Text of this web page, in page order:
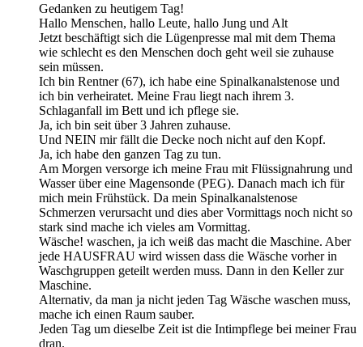
Gedanken zu heutigem Tag!
Hallo Menschen, hallo Leute, hallo Jung und Alt
Jetzt beschäftigt sich die Lügenpresse mal mit dem Thema
wie schlecht es den Menschen doch geht weil sie zuhause
sein müssen.
Ich bin Rentner (67), ich habe eine Spinalkanalstenose und
ich bin verheiratet. Meine Frau liegt nach ihrem 3.
Schlaganfall im Bett und ich pflege sie.
Ja, ich bin seit über 3 Jahren zuhause.
Und NEIN mir fällt die Decke noch nicht auf den Kopf.
Ja, ich habe den ganzen Tag zu tun.
Am Morgen versorge ich meine Frau mit Flüssignahrung und
Wasser über eine Magensonde (PEG). Danach mach ich für
mich mein Frühstück. Da mein Spinalkanalstenose
Schmerzen verursacht und dies aber Vormittags noch nicht so
stark sind mache ich vieles am Vormittag.
Wäsche! waschen, ja ich weiß das macht die Maschine. Aber
jede HAUSFRAU wird wissen dass die Wäsche vorher in
Waschgruppen geteilt werden muss. Dann in den Keller zur
Maschine.
Alternativ, da man ja nicht jeden Tag Wäsche waschen muss,
mache ich einen Raum sauber.
Jeden Tag um dieselbe Zeit ist die Intimpflege bei meiner Frau
dran.